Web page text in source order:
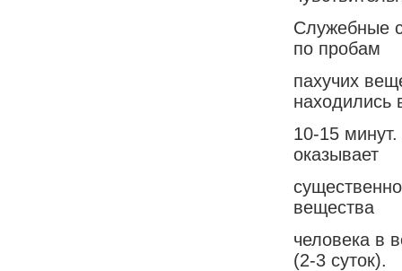
Служебные
по пробам
пахучих
находились
10-15
оказывает
вещества
человека в
(2-3 суток).